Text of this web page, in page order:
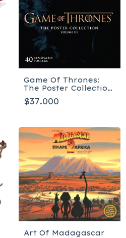
Game Of Thrones:
The Poster Collection,
Volume 3
$37.000
Art Of Madagascar